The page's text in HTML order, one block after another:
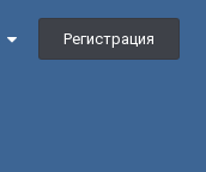
Регистрация